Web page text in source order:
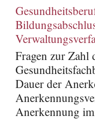
Fragen zur Zahl
Dauer der
Anerkennung